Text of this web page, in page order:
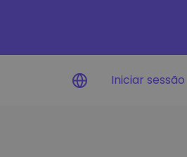
Iniciar sessão